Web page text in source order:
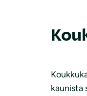
kaunista